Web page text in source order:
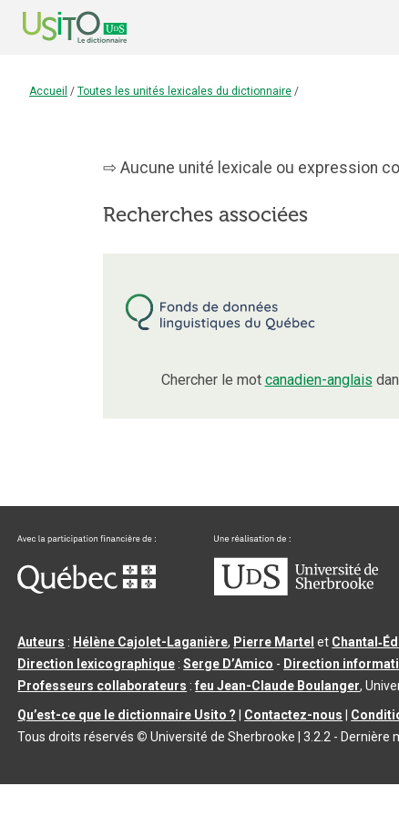
Accueil / Toutes les unités lexicales du dictionnaire /
Aucune unité lexicale ou expression
Recherches associées
Chercher le mot canadien-anglais
Auteurs : Hélène Cajolet-Laganière, Pierre Martel et
Direction lexicographique :Serge D’Amico - Direction
Professeurs collaborateurs :feu Jean-Claude Boulanger,
Qu’est-ce que le dictionnaire Usito ?
Contactez-nous
Tous droits réservés © Université de Sherbrooke |3.2.2 - Dernière